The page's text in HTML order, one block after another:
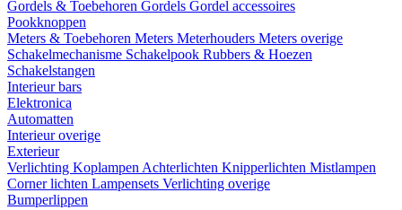
Gordels & Toebehoren Gordels Gordel accessoires
Pookknoppen
Meters & Toebehoren Meters Meterhouders Meters overige
Schakelmechanisme Schakelpook Rubbers & Hoezen
Schakelstangen
Interieur bars
Elektronica
Automatten
Interieur overige
Exterieur
Verlichting Koplampen Achterlichten Knipperlichten Mistlampen
Corner lichten Lampensets Verlichting overige
Bumperlippen